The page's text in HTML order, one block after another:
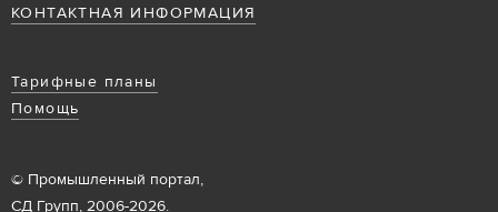
КОНТАКТНАЯ ИНФОРМАЦИЯ
Тарифные планы
Помощь
© Промышленный портал,
СД Групп, 2006-2026.